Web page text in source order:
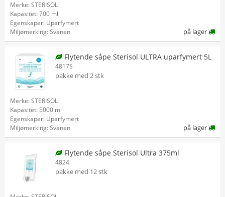
Merke: STERISOL
Kapasitet: 700 ml
Egenskaper: Uparfymert
Miljømerking: Svanen
på lager
Flytende såpe Sterisol ULTRA uparfymert 5L
4817S
pakke med 2 stk
Merke: STERISOL
Kapasitet: 5000 ml
Egenskaper: Uparfymert
Miljømerking: Svanen
på lager
Flytende såpe Sterisol Ultra 375ml
4824
pakke med 12 stk